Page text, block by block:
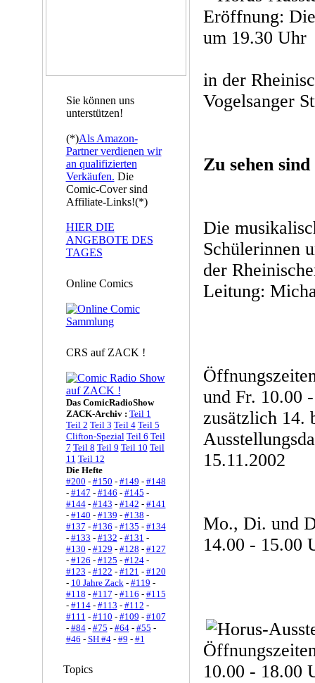
Sie können uns
unterstützen!
(*)Als Amazon-
Partner verdienen wir
an qualifizierten
Verkäufen. Die
Comic-Cover sind
Affiliate-Links!(*)
HIER DIE
ANGEBOTE DES
TAGES
Online Comics
CRS auf ZACK !
Das ComicRadioShow
ZACK-Archiv : Teil 1
Teil 2 Teil 3 Teil 4 Teil 5
Clifton-Spezial Teil 6 Teil
7 Teil 8 Teil 9 Teil 10 Teil
11 Teil 12
Die Hefte
#200 - #150 - #149 - #148
- #147 - #146 - #145 -
#144- #143 - #142 - #141
- #140 - #139 - #138 -
#137 - #136 - #135 - #134
- #133 - #132 - #131 -
#130 - #129 - #128 - #127
- #126 - #125 - #124-
#123 - #122 - #121 - #120
- 10 Jahre Zack- #119 -
#118 - #117 - #116 - #115
- #114- #113 - #112 -
#111 - #110 - #109 - #107
- #84- #75 - #64- #55 -
#46 - SH #4- #9 - #1
Topics
Eröffnung:
um 19.30 Uhr
in der
Vogelsanger
Zu sehen
Die
Schülerinnen
der
Leitung:
und Fr. 10.00
zusätzlich 14.
15.11.2002
Mo., Di. und
14.00 - 15.00
10.00 - 18.00